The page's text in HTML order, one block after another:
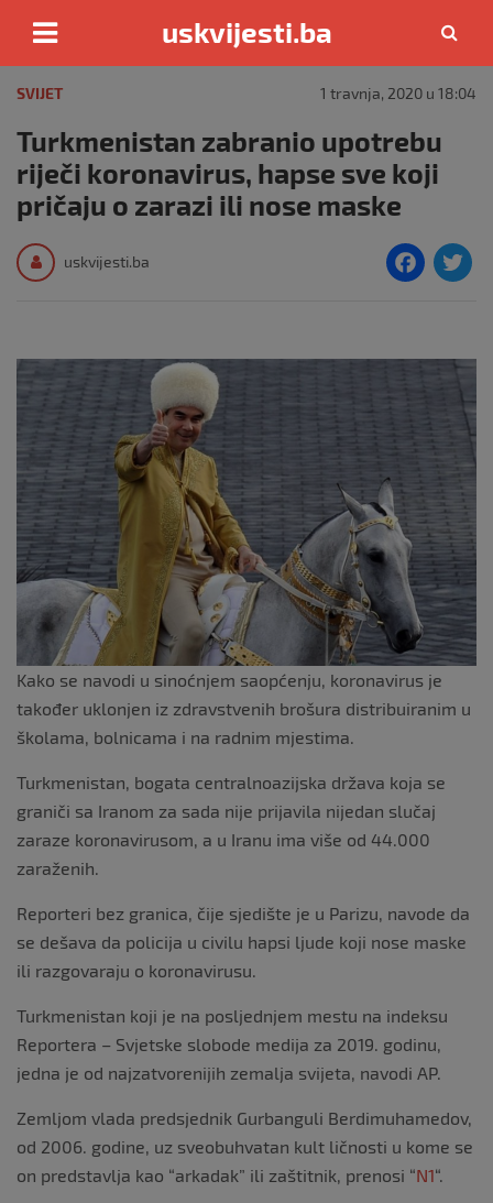
content
uskvijesti.ba
SVIJET 1 travnja, 2020 u 18:04
Turkmenistan zabranio upotrebu
riječi koronavirus, hapse sve koji
pričaju o zarazi ili nose maske
uskvijesti.ba
F
e
o
o
k
Kako se navodi u sinoćnjem saopćenju, koronavirus je
također uklonjen iz zdravstvenih brošura distribuiranim u
školama, bolnicama i na radnim mjestima.
Turkmenistan, bogata centralnoazijska država koja se
graniči sa Iranom za sada nije prijavila nijedan slučaj
zaraze koronavirusom, a u Iranu ima više od 44.000
zaraženih.
Reporteri bez granica, čije sjedište je u Parizu, navode da
se dešava da policija u civilu hapsi ljude koji nose maske
ili razgovaraju o koronavirusu.
Turkmenistan koji je na posljednjem mestu na indeksu
Reportera – Svjetske slobode medija za 2019. godinu,
jedna je od najzatvorenijih zemalja svijeta, navodi AP.
Zemljom vlada predsjednik Gurbanguli Berdimuhamedov,
od 2006. godine, uz sveobuhvatan kult ličnosti u kome se
on predstavlja kao “arkadak” ili zaštitnik, prenosi “N1“.